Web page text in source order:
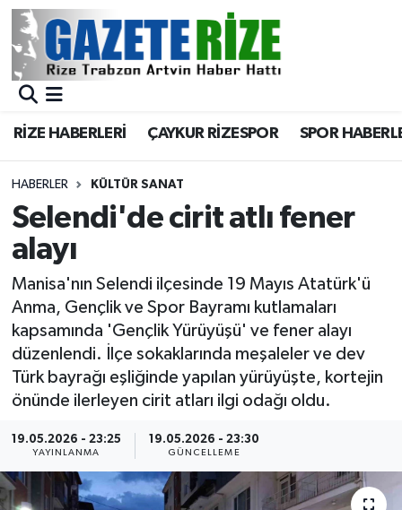
RİZE HABERLERİ ÇAYKUR RİZESPOR SPOR
HABERLER KÜLTÜR SANAT
Selendi'de cirit atlı fener
alayı
Manisa'nın Selendi ilçesinde 19 Mayıs Atatürk'ü
Anma, Gençlik ve Spor Bayramı kutlamaları
kapsamında 'Gençlik Yürüyüşü' ve fener alayı
düzenlendi. İlçe sokaklarında meşaleler ve dev
Türk bayrağı eşliğinde yapılan yürüyüşte, kortejin
önünde ilerleyen cirit atları ilgi odağı oldu.
19.05.2026 - 23:25
YAYINLANMA
19.05.2026 - 23:30
GÜNCELLEME
BÖLGEMİZ
Asayiş
Rize Jandarma Komutanlığı
Bilim Teknoloji
Advertising news
Canlı Maç
ÇEVRE
Dış Haberler
Merkez Nöbetçi Eczaneler
Merkez Trafik Yoğunluk Haritası
Süper Lig Puan Durumu ve Fikstür
Tüm Manşetler
Son Dakika Haberleri
Haber Arşivi